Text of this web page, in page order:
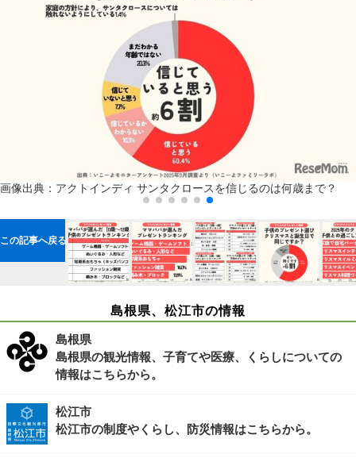
画像出典：アクトインディ サンタクロースを信じるのは何歳まで？
この記事へ戻る
島根県、松江市の情報
島根県
島根県の観光情報、子育てや医療、くらしについての
情報はこちらから。
松江市
松江市の制度やくらし、防災情報はこちらから。